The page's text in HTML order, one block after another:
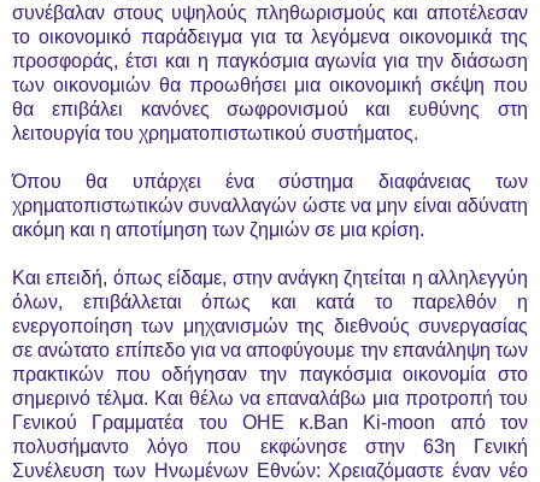
συνέβαλαν στους υψηλούς πληθωρισμούς και αποτέλεσαν
το οικονομικό παράδειγμα για τα λεγόμενα οικονομικά της
προσφοράς, έτσι και η παγκόσμια αγωνία για την διάσωση
των οικονομιών θα προωθήσει μια οικονομική σκέψη που
θα επιβάλει κανόνες σωφρονισμού και ευθύνης στη
λειτουργία του χρηματοπιστωτικού συστήματος.
Όπου θα υπάρχει ένα σύστημα διαφάνειας των
χρηματοπιστωτικών συναλλαγών ώστε να μην είναι αδύνατη
ακόμη και η αποτίμηση των ζημιών σε μια κρίση.
Και επειδή, όπως είδαμε, στην ανάγκη ζητείται η αλληλεγγύη
όλων, επιβάλλεται όπως και κατά το παρελθόν η
ενεργοποίηση των μηχανισμών της διεθνούς συνεργασίας
σε ανώτατο επίπεδο για να αποφύγουμε την επανάληψη των
πρακτικών που οδήγησαν την παγκόσμια οικονομία στο
σημερινό τέλμα. Και θέλω να επαναλάβω μια προτροπή του
Γενικού Γραμματέα του ΟΗΕ κ.Ban Ki-moon από τον
πολυσήμαντο λόγο που εκφώνησε στην 63η Γενική
Συνέλευση των Ηνωμένων Εθνών: Χρειαζόμαστε έναν νέο